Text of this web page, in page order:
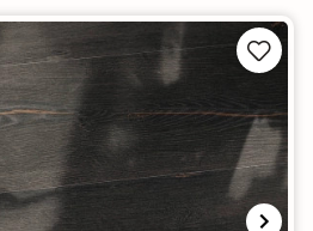

